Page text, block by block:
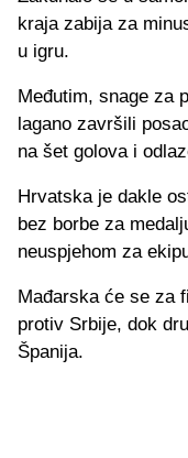
kraja zabija za
u igru.
Međutim, snage za
lagano završili
na šet golova i
Hrvatska je dakle
bez borbe za
neuspjehom za
Mađarska će se za
protiv Srbije, dok
Španija.